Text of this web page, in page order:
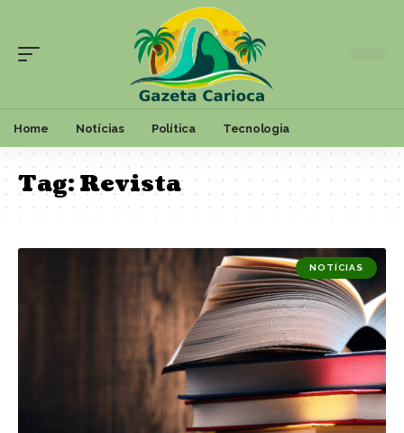
Home Notícias Política Tecnologia
Tag:Revista
NOTÍCIAS